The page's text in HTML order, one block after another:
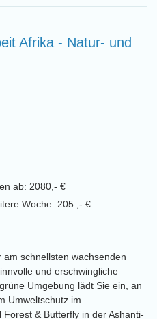
Afrika - Natur- und
ab: 2080,- €
Woche: 205 ,- €
schnellsten wachsenden
und erschwingliche
Umgebung lädt Sie ein, an
Umweltschutz im
& Butterfly in der Ashanti-